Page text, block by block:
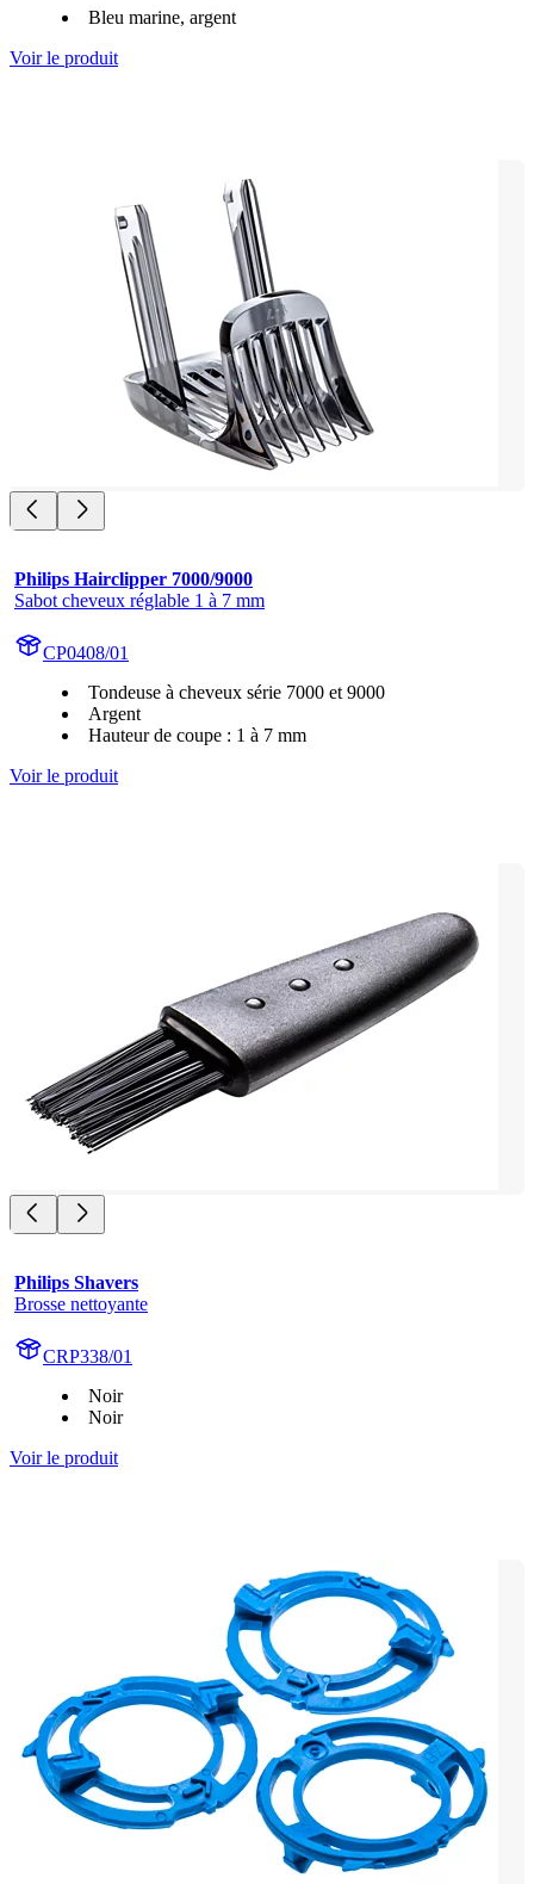
Bleu marine, argent
Voir le produit
Philips Hairclipper 7000/9000
Sabot cheveux réglable 1 à 7 mm
CP0408/01
Tondeuse à cheveux série 7000 et 9000
Argent
Hauteur de coupe : 1 à 7 mm
Voir le produit
Philips Shavers
Brosse nettoyante
CRP338/01
Noir
Noir
Voir le produit